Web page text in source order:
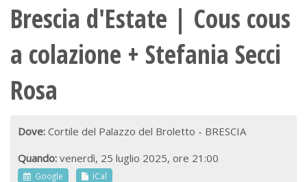
Brescia d'Estate | Cous cous
a colazione + Stefania Secci
Rosa
Dove:Cortile del Palazzo del Broletto - BRESCIA
Quando:venerdì, 25 luglio 2025, ore 21:00
Google iCal